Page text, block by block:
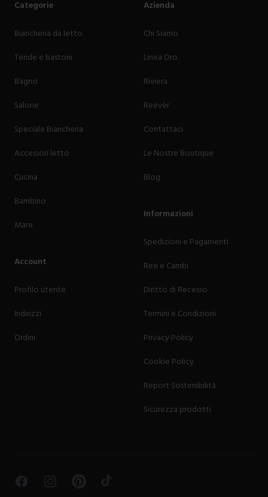
Categorie
Biancheria da letto
Tende e bastoni
Bagno
Salone
Speciale Biancheria
Accessori letto
Cucina
Bambino
Mare
Account
Profilo utente
Indirizzi
Ordini
Azienda
Chi Siamo
Linea Oro
Riviera
Reevèr
Contattaci
Le Nostre Boutique
Blog
Informazioni
Spedizioni e Pagamenti
Resi e Cambi
Diritto di Recesso
Termini e Condizioni
Privacy Policy
Cookie Policy
Report Sostenibilità
Sicurezza prodotti
FacebookInstagramPinterestTikTok